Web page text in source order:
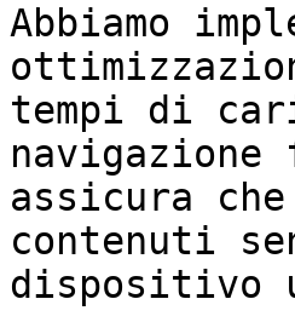
Abbiamo
tempi di
assicura
contenuti
dispositivo